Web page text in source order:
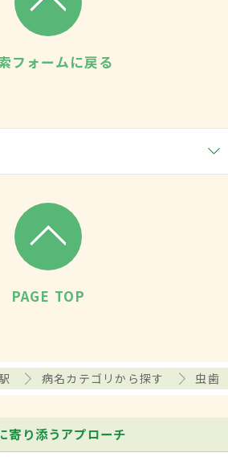
フォームに戻る
PAGE TOP
病名カテゴリから探す 虫歯
寄り添うアプローチ